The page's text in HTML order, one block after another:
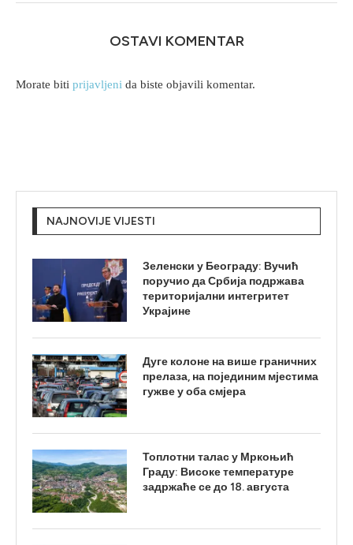
OSTAVI KOMENTAR
Morate biti prijavljeni da biste objavili komentar.
NAJNOVIJE VIJESTI
Зеленски у Београду: Вучић
поручио да Србија подржава
територијални интегритет
Украјине
Дуге колоне на више граничних
прелаза, на појединим мјестима
гужве у оба смјера
Топлотни талас у Мркоњић
Граду: Високе температуре
задржаће се до 18. августа